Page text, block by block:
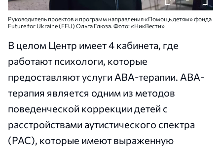
Руководитель проектов и программ направления «Помощь детям» фонда
Future for Ukraine (FFU) Ольга Глюза. Фото: «НикВести»
В целом Центр имеет 4 кабинета, где
работают психологи, которые
предоставляют услуги ABA-терапии. ABA-
терапия является одним из методов
поведенческой коррекции детей с
расстройствами аутистического спектра
(РАС), которые имеют выраженную